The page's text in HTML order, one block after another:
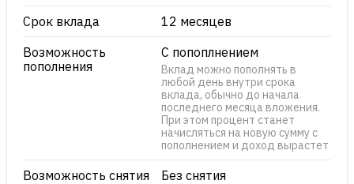
Срок вклада
12 месяцев
Возможность
пополнения
С попоплнением
Вклад можно пополнять в
любой день внутри срока
вклада, обычно до начала
последнего месяца вложения.
При этом процент станет
начисляться на новую сумму с
пополнением и доход вырастет
Возможность снятия Без снятия